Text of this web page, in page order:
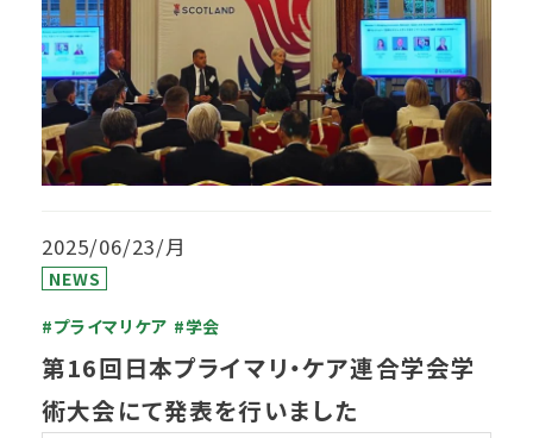
2025/06/23/月
NEWS
#プライマリケア #学会
第16回日本プライマリ・ケア連合学会学
術大会にて発表を行いました